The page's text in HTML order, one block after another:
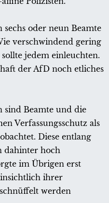
oder neun Beamte
verschwindend gering
jedem einleuchten.
der AfD noch etliches
sind Beamte und die
Verfassungsschutz als
Diese entlang
dahinter hoch
im Übrigen erst
ihrer
werden